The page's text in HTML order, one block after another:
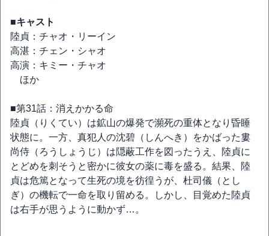
■キャスト
陸貞：チャオ・リーイン
高湛：チェン・シャオ
高演：キミー・チャオ
ほか
■第31話：消えかかる命
陸貞（りくてい）は鉱山の爆発で瀕死の重体となり昏睡
状態に。一方、真犯人の沈碧（しんへき）をかばった婁
尚侍（ろうしょうじ）は隠蔽工作を図ったうえ、陸貞に
とどめを刺そうと密かに彼女の薬に毒を盛る。結果、陸
貞は危篤となって生死の境を彷徨うが、杜司儀（とし
ぎ）の機転で一命を取り留める。しかし、目覚めた陸貞
は右手が思うように動かず…。